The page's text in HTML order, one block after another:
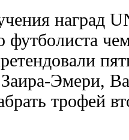
наград
футболиста
Эмери,
трофей